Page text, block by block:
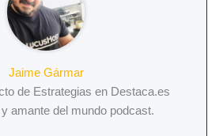
Jaime Gármar
de Estrategias en Destaca.es
amante del mundo podcast.